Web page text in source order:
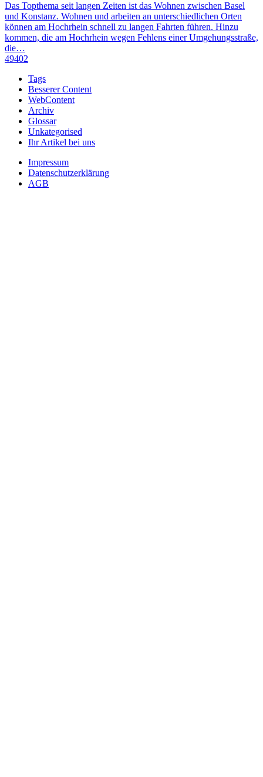
Das Topthema seit langen Zeiten ist das Wohnen zwischen Basel
und Konstanz. Wohnen und arbeiten an unterschiedlichen Orten
können am Hochrhein schnell zu langen Fahrten führen. Hinzu
kommen, die am Hochrhein wegen Fehlens einer Umgehungsstraße,
die…
49402
Tags
Besserer Content
WebContent
Archiv
Glossar
Unkategorised
Ihr Artikel bei uns
Impressum
Datenschutzerklärung
AGB